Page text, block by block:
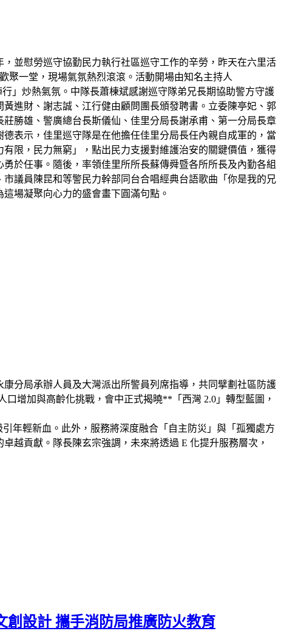
並慰勞巡守協勤民力執行社區巡守工作的辛勞，昨天在六里活
聚一堂，現場氣氛熱烈滾滾。活動開場由知名主持人
」炒熱氣氛。中隊長蕭棟斌感謝巡守隊弟兄長期協助警方守護
進財、謝志誠、江行健由顧問團長頒發聘書。立委陳亭妃、郭
勝雄、警廣總台長斯儀仙、佳里分局長謝承甫、第一分局長章
表示，佳里巡守隊是在他擔任佳里分局長任內親自成軍的，當
限，民力無窮」，點出民力支援對維護治安的關鍵價值，獲得
於任事。隨後，率領佳里所所長蘇傳舜暨各所所長及內勤各組
議員陳昆和等警民力幹部同台合唱經典台語歌曲「你是我的兄
場凝聚向心力的盛會畫下圓滿句點。
分局承辦人員及大灣派出所警員列席指導，共同擘劃社區防護
增加與高齡化挑戰，會中正式揭曉**「西灣 2.0」轉型藍圖，
年輕新血。此外，服務將深度融合「自主防災」與「孤獨處方
越貢獻。隊長陳玄宗強調，未來將透過 E 化提升服務層次，
創設計 攜手消防局推廣防火教育